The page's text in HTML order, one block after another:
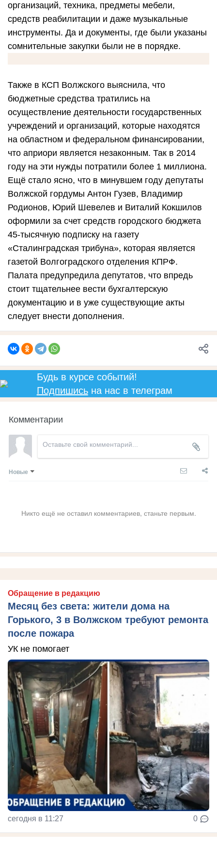
организаций, техника, предметы мебели,
средств реабилитации и даже музыкальные
инструменты. Да и документы, где были указаны
сомнительные закупки были не в порядке.
Также в КСП Волжского выяснила, что
бюджетные средства тратились на
осуществление деятельности государственных
учреждений и организаций, которые находятся
на областном и федеральном финансировании,
что априори является незаконным. Так в 2014
году на эти нужды потратили более 1 миллиона.
Ещё стало ясно, что в минувшем году депутаты
Волжской гордумы Антон Гузев, Владимир
Родионов, Юрий Шевелев и Виталий Кокшилов
оформили за счет средств городского бюджета
45-тысячную подписку на газету
«Сталинградская трибуна», которая является
газетой Волгоградского отделения КПРФ.
Палата предупредила депутатов, что впредь
стоит тщательнее вести бухгалтерскую
документацию и в уже существующие акты
следует внести дополнения.
Будь в курсе событий!
Подпишисьна нас в телеграм
Комментарии
Новые
Никто ещё не оставил комментариев, станьте первым.
Обращение в редакцию
Месяц без света: жители дома на
Горького, 3 в Волжском требуют ремонта
после пожара
УК не помогает
сегодня в 11:27 0